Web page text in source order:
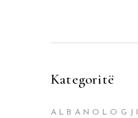
Kategoritë
ALBANOLOGJI